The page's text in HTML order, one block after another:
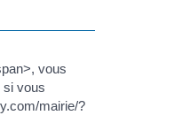
vous
si vous
mairie/?